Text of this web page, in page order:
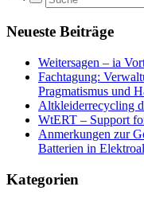
Neueste Beiträge
Weitersagen – ia
Fachtagung:
Pragmatismus und
Altkleiderrecycling
WtERT – Support
Anmerkungen zur
Batterien in
Kategorien